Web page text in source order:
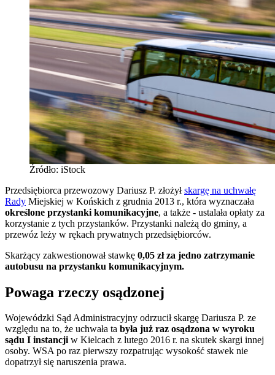
Źródło: iStock
Przedsiębiorca przewozowy Dariusz P. złożyłskargę na uchwałę
Rady Miejskiej w Końskich z grudnia 2013 r., która wyznaczała
określone przystanki komunikacyjne, a także - ustalała opłaty za
korzystanie z tych przystanków. Przystanki należą do gminy, a
przewóz leży w rękach prywatnych przedsiębiorców.
Skarżący zakwestionował stawkę 0,05 zł za jedno zatrzymanie
autobusu na przystanku komunikacyjnym.
Powaga rzeczy osądzonej
Wojewódzki Sąd Administracyjny odrzucił skargę Dariusza P. ze
względu na to, że uchwała ta była już raz osądzona w wyroku
sądu I instancjiw Kielcach z lutego 2016 r. na skutek skargi innej
osoby. WSA po raz pierwszy rozpatrując wysokość stawek nie
dopatrzył się naruszenia prawa.